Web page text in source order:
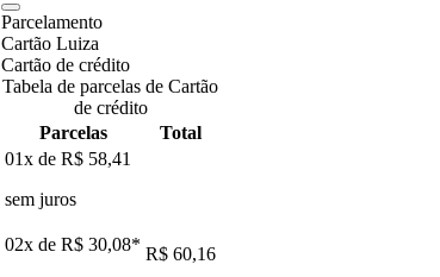
Parcelamento
Cartão Luiza
Cartão de crédito
Tabela de parcelas de Cartão
de crédito
Parcelas
Total
01x de R$ 58,41
sem juros
02x de R$ 30,08* R$ 60,16